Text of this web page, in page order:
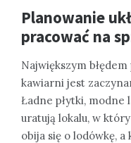
Planowanie
pracować na
Największym
kawiarni jest
Ładne płytki, modne
uratują lokalu, w
obija się o lodówkę,